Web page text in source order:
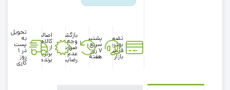
تضمین
بهترین
قیمت
بازار
پشتیبانی
سریع در
۷ روز
هفته
بازگشت
وجه در
صورت
عدم
رضایت
اصالت
کالاها
از
برترین
برندها
تحویل
به
پست
در 1
روز
کاری